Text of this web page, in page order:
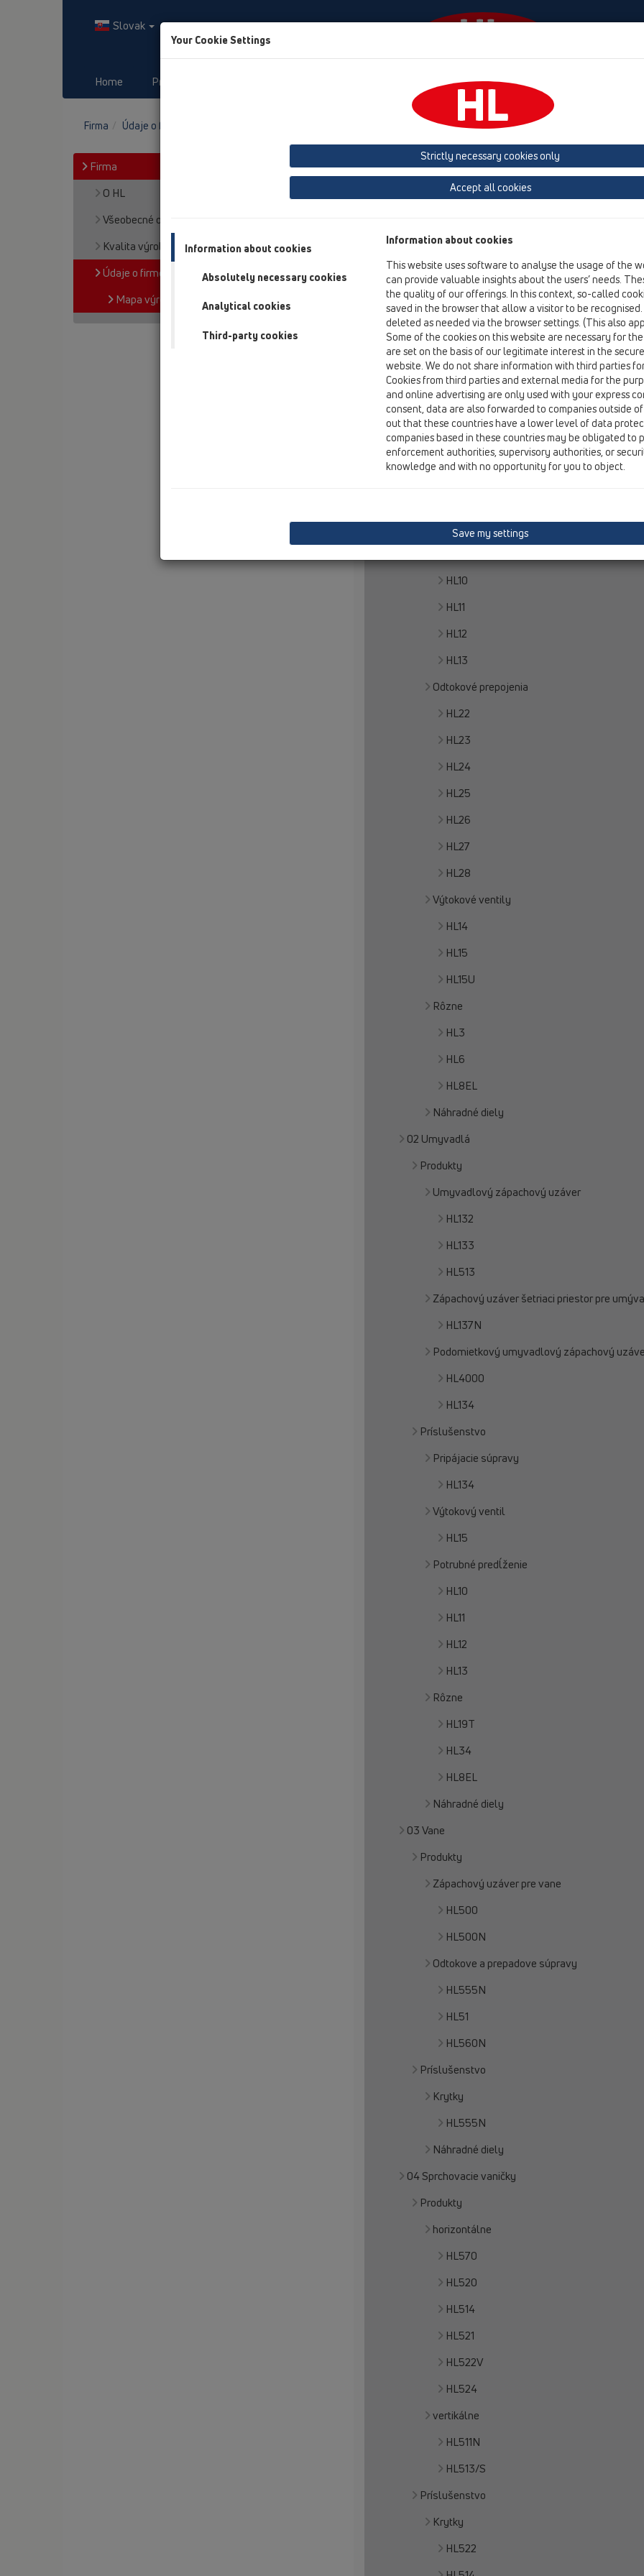
Slovak
Home Produkty HL-House
Firma Údaje o firme HL
Firma
O HL
Všeobecné obch. podmienky
Kvalita výroby a produktov
Údaje o firme HL
Mapa výrobkov
Mapa výrobkov
Na našej web-ovej stránke nájdete všetko o sifónoch a
ABC).
Hl'adajte cez našu volitel'nú funkciu, alebo hl'adaciu
zapíšte si želané produkty do poznámkového bloku a
Celkový prehl'ad o našom programe výrobkov a d'alšie
Home
Produkty
Prehľad produktov
01 Kuchyne
Produkty
HL100
Príslušenstvo
HL10
HL11
HL12
HL13
Odtokové prepojenia
HL22
HL23
HL24
HL25
HL26
HL27
HL28
Výtokové ventily
HL14
HL15
HL15U
Rôzne
HL3
HL6
HL8EL
Náhradné diely
02 Umyvadlá
Produkty
Umyvadlový zápachový uzáver
HL132
HL133
HL513
Zápachový uzáver šetriaci priestor pre
HL137N
Podomietkový umyvadlový zápachový
HL4000
HL134
Príslušenstvo
Pripájacie súpravy
HL134
Výtokový ventil
HL15
Potrubné predĺženie
HL10
HL11
HL12
HL13
Rôzne
HL19T
HL34
HL8EL
Náhradné diely
03 Vane
Produkty
Zápachový uzáver pre vane
HL500
HL500N
Odtokove a prepadove súpravy
HL555N
HL51
HL560N
Príslušenstvo
Krytky
HL555N
Náhradné diely
04 Sprchovacie vaničky
Produkty
horizontálne
HL570
HL520
HL514
HL521
HL522V
HL524
vertikálne
HL511N
HL513/S
Príslušenstvo
Krytky
HL522
Your Cookie Settings
Strictly necessary cookies only
Accept all cookies
Information about cookies
Absolutely necessary cookies
Analytical cookies
Third-party cookies
Information about cookies
This website uses software to analyse the usage of the
can provide valuable insights about the users’ needs.
the quality of our offerings. In this context, so-called
saved in the browser that allow a visitor to be
deleted as needed via the browser settings. (This also
Some of the cookies on this website are necessary for
are set on the basis of our legitimate interest in the
website. We do not share information with third parties
Cookies from third parties and external media for the
and online advertising are only used with your express
consent, data are also forwarded to companies outside
out that these countries have a lower level of data
companies based in these countries may be obligated to
enforcement authorities, supervisory authorities, or
knowledge and with no opportunity for you to object.
Save my settings